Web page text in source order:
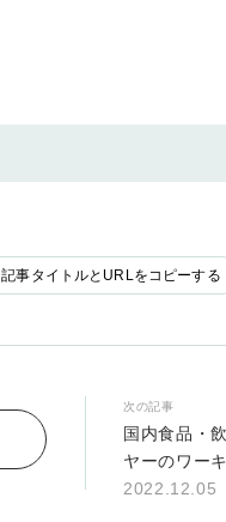
記事タイトルとURLをコピーする
次の記事
国内食品・
ヤーのワー
2022.12.05